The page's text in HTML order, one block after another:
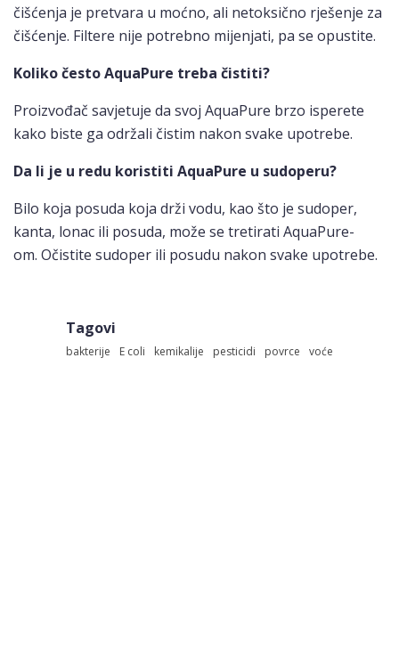
čišćenja je pretvara u moćno, ali netoksično rješenje za
čišćenje. Filtere nije potrebno mijenjati, pa se opustite.
Koliko često AquaPure treba čistiti?
Proizvođač savjetuje da svoj AquaPure brzo isperete
kako biste ga održali čistim nakon svake upotrebe.
Da li je u redu koristiti AquaPure u sudoperu?
Bilo koja posuda koja drži vodu, kao što je sudoper,
kanta, lonac ili posuda, može se tretirati AquaPure-
om. Očistite sudoper ili posudu nakon svake upotrebe.
Tagovi
bakterije E coli kemikalije pesticidi povrce voće